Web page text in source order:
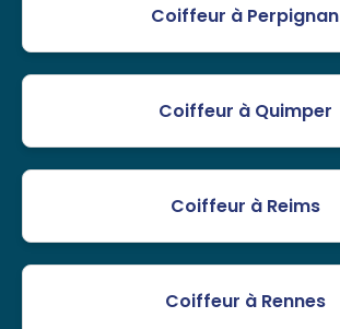
Coiffeur à Perpignan
Coiffeur à Quimper
Coiffeur à Reims
Coiffeur à Rennes